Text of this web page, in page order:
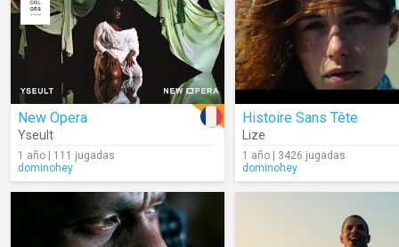
New Opera
Yseult
1 año | 111 jugadas
dominohey
Histoire Sans Tête
Lize
1 año | 3426 jugadas
dominohey